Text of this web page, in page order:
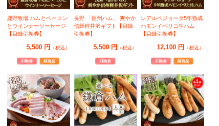
鹿野牧場 ハムとベーコン
とウインナーソーセージ
【目録引換券】
5,500 円 （税込）
長野 「信州ハム」 爽やか
信州軽井沢ギフト【目録
引換券】
5,500 円 （税込）
レアルベジョータ5年熟成
ハモンイベリコ生ハム
【目録引換券】
12,100 円 （税込）